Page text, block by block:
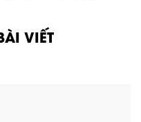
VIẾT